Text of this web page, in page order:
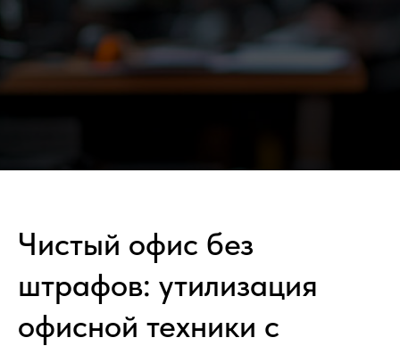
Чистый офис без
штрафов: утилизация
офисной техники с